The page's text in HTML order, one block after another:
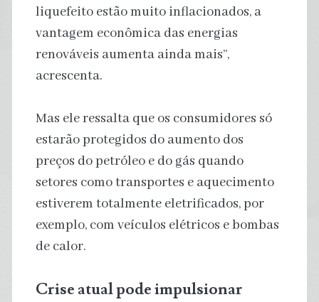
liquefeito estão muito inflacionados, a
vantagem econômica das energias
renováveis ​​aumenta ainda mais”,
acrescenta.
Mas ele ressalta que os consumidores só
estarão protegidos do aumento dos
preços do petróleo e do gás quando
setores como transportes e aquecimento
estiverem totalmente eletrificados, por
exemplo, com veículos elétricos e bombas
de calor.
Crise atual pode impulsionar